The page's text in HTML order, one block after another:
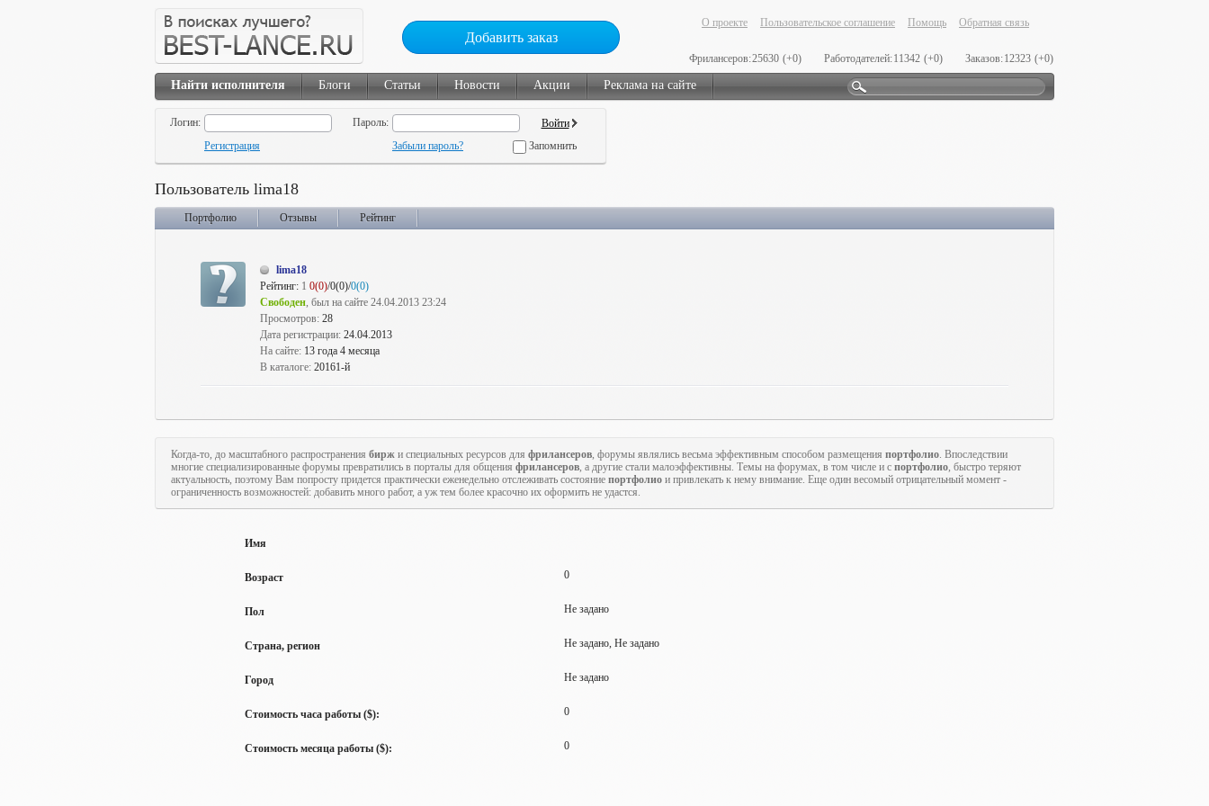
Добавить заказ
О проекте Пользовательское соглашение Помощь Обратная связь
Фрилансеров:25630 (+0) Работодателей:11342 (+0) Заказов:12323 (+0)
Найти исполнителя Блоги Статьи Новости Акции Реклама на сайте
Логин:
Пароль:
Регистрация
Забыли пароль? Запомнить
Пользователь lima18
Портфолио Отзывы Рейтинг
lima18
Рейтинг: 1 0(0)/0(0)/0(0)
Свободен, был на сайте 24.04.2013 23:24
Просмотров: 28
Дата регистрации: 24.04.2013
На сайте: 13 года 4 месяца
В каталоге: 20161-й
Когда-то, до масштабного распространения бирж и специальных ресурсов для фрилансеров, форумы являлись весьма эффективным способом размещения портфолио. Впоследствии
многие специализированные форумы превратились в порталы для общения фрилансеров, а другие стали малоэффективны. Темы на форумах, в том числе и с портфолио, быстро теряют
актуальность, поэтому Вам попросту придется практически еженедельно отслеживать состояние портфолио и привлекать к нему внимание. Еще один весомый отрицательный момент -
ограниченность возможностей: добавить много работ, а уж тем более красочно их оформить не удастся.
Имя
Возраст 0
Пол Не задано
Страна, регион Не задано, Не задано
Город Не задано
Стоимость часа работы ($): 0
Стоимость месяца работы ($): 0